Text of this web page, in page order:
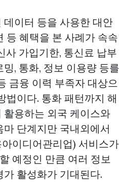
이터 등을 사용한 대안
등 혜택을 본 사례가 속속
사 가입기한, 통신료 납부
, 통화, 정보 이용량 등를
금융 이력 부족자 대상으
법이다. 통화 패턴까지 해
용하는 외국 케이스와
단계지만 국내외에서
이디어관리업) 서비스가
예정인 만큼 여러 정보
활성화가 기대된다.